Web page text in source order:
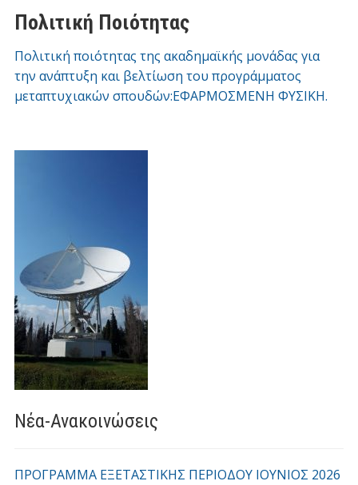
Νέα-Ανακοινώσεις
ΠΡΟΓΡΑΜΜΑ ΕΞΕΤΑΣΤΙΚΗΣ ΠΕΡΙΟΔΟΥ ΙΟΥΝΙΟΣ 2026
Πολιτική Ποιότητας
Πολιτική ποιότητας της ακαδημαϊκής μονάδας για
την ανάπτυξη και βελτίωση του προγράμματος
μεταπτυχιακών σπουδών:ΕΦΑΡΜΟΣΜΕΝΗ ΦΥΣΙΚΗ.